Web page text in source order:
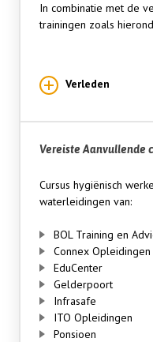
In combinatie met de
trainingen zoals
Verleden
Vereiste Aanvullende
Cursus hygiënisch
waterleidingen van:
BOL Training en
Connex Opleidingen
EduCenter
Gelderpoort
Infrasafe
ITO Opleidingen
Ponsioen